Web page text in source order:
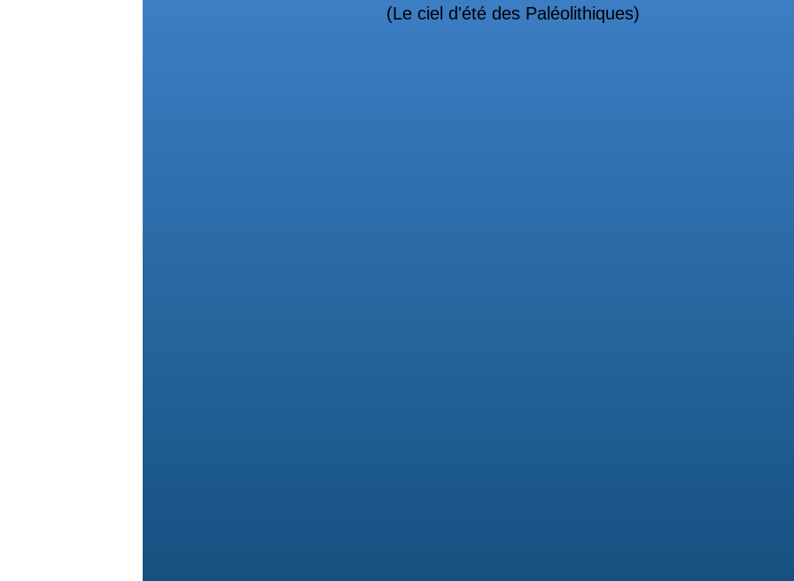
(Le ciel d'été des Paléolithiques)